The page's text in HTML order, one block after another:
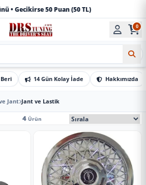
• Gecikirse 50 Puan (50 TL)
en büyük oto aksesuar ve tuning 0
14 Gün Kolay İade Hakkımızda
Jant Jant ve Lastik
4 Ürün Mobil Sıralama